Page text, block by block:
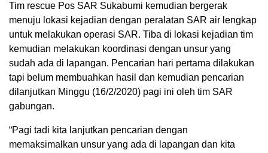
Tim rescue Pos SAR Sukabumi kemudian bergerak
menuju lokasi kejadian dengan peralatan SAR air lengkap
untuk melakukan operasi SAR. Tiba di lokasi kejadian tim
kemudian melakukan koordinasi dengan unsur yang
sudah ada di lapangan. Pencarian hari pertama dilakukan
tapi belum membuahkan hasil dan kemudian pencarian
dilanjutkan Minggu (16/2/2020) pagi ini oleh tim SAR
gabungan.
“Pagi tadi kita lanjutkan pencarian dengan
memaksimalkan unsur yang ada di lapangan dan kita